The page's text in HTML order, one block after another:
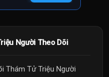
Người Theo Dõi
Thám Tử Triệu Người